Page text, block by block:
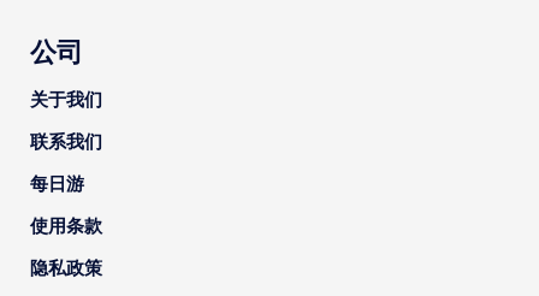
公司
关于我们
联系我们
每日游
使用条款
隐私政策